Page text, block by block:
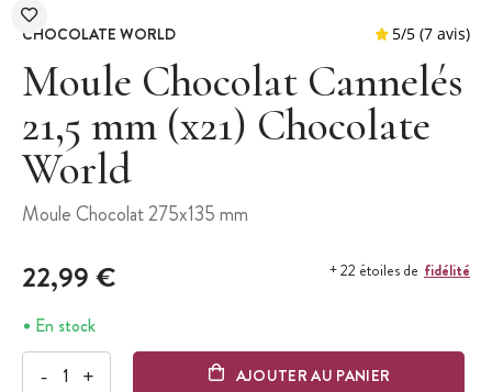
CHOCOLATE WORLD
Moule Chocolat Cannelés
21,5 mm (x21) Chocolate
World
Moule Chocolat 275x135 mm
22,99 € + 22 étoiles de fidélité
En stock
- + AJOUTER AU PANIER